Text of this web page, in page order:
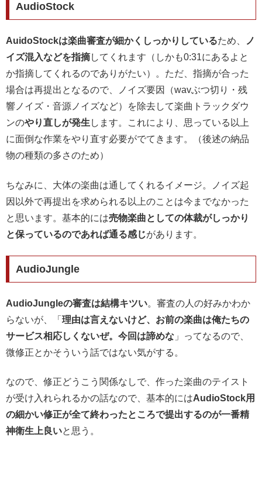
AudioStock
AuidoStockは楽曲審査が細かくしっかりしているため、
ノ
イズ混入などを指摘してくれます（しかも0:31にあるよと
か指摘してくれるのでありがたい）。ただ、指摘が合った
場合は再提出 となるので、ノイズ要因（wavぶつ切り・残
響ノイズ・音源ノイズなど）を除去して楽曲トラックダウ
ンのやり直しが発生 します。これにより、思っている以上
に面倒な作業をやり直す必要がでてきます。（後述の納品
物の種類の多さのため）
ちなみに、大体の楽曲は通してくれるイメージ。ノイズ起
因以外で再提出を求められる以上のことは今までなかった
と思います。基本的には売物楽曲としての体裁がしっかり
と保っているのであれば通る感じがあります。
AudioJungle
AudioJungleの審査は結構キツい。審査の人の好みかわか
らないが、「 理由は言えないけど、お前の楽曲は俺たちの
サービス相応しくないぜ。今回は諦めな 」ってなるので、
微修正とかそういう話ではない気がする。
なので、修正どうこう関係なしで、作った楽曲のテイスト
が受け入れられるかの話なので、基本的にはAudioStock用
の細かい修正が全て終わったところで提出するのが一番精
神衛生上良いと思う。